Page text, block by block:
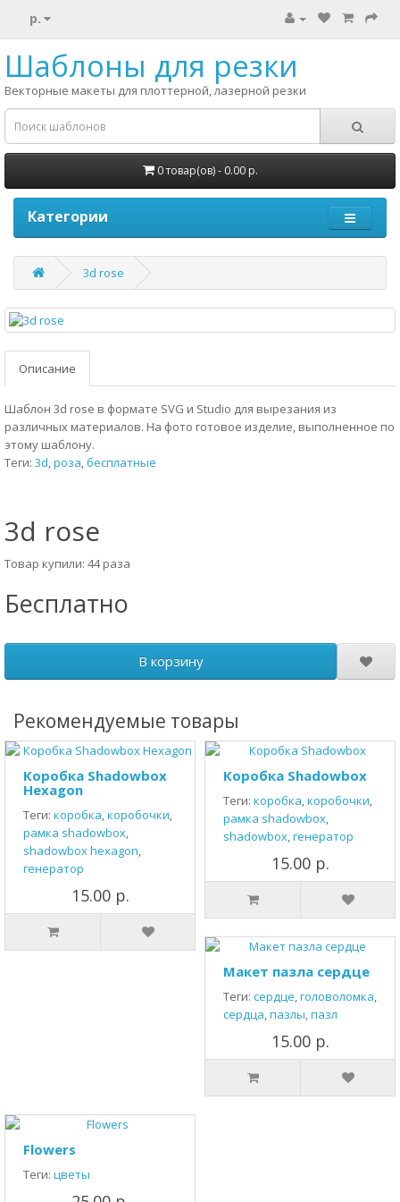
р.
Шаблоны для резки
Векторные макеты для плоттерной, лазерной резки
0 товар(ов) - 0.00 р.
Категории
3d rose
Описание
Шаблон 3d rose в формате SVG и Studio для вырезания из
различных материалов. На фото готовое изделие, выполненное по
этому шаблону.
Теги: 3d,роза,бесплатные
3d rose
Товар купили: 44 раза
Бесплатно
В корзину
Рекомендуемые товары
Коробка Shadowbox
Hexagon
Теги: коробка,коробочки,
рамка shadowbox,
shadowbox hexagon,
генератор
15.00 р.
Коробка Shadowbox
Теги: коробка,коробочки,
рамка shadowbox,
shadowbox,генератор
15.00 р.
Макет пазла сердце
Теги: сердце,головоломка,
сердца,пазлы,пазл
15.00 р.
Flowers
Теги: цветы